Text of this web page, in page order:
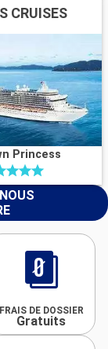
CRUISES
Princess
FRAIS DE DOSSIER
Gratuits